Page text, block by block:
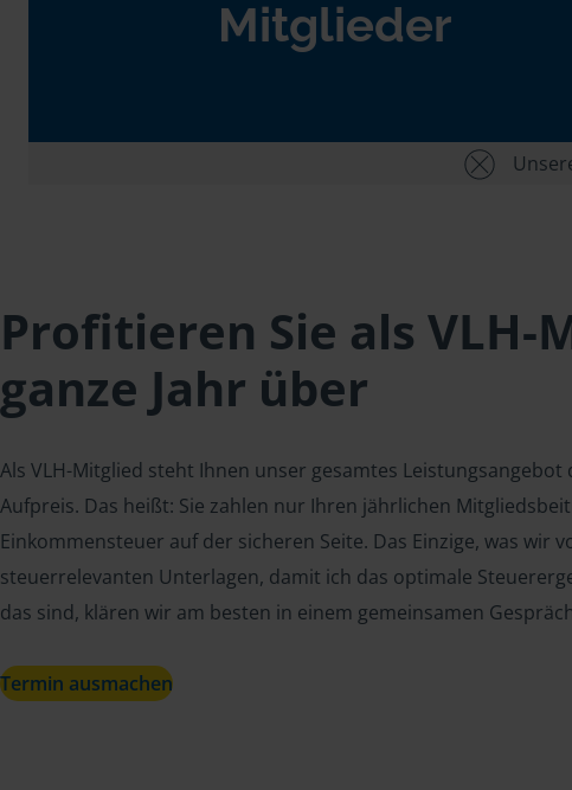
Mitglieder
Profitieren Sie als VLH-
ganze Jahr über
Als VLH-Mitglied steht Ihnen unser gesamtes Leistungsangebot
Aufpreis. Das heißt: Sie zahlen nur Ihren jährlichen
Einkommensteuer auf der sicheren Seite. Das Einzige, was wir
steuerrelevanten Unterlagen, damit ich das optimale
das sind, klären wir am besten in einem gemeinsamen
Termin ausmachen